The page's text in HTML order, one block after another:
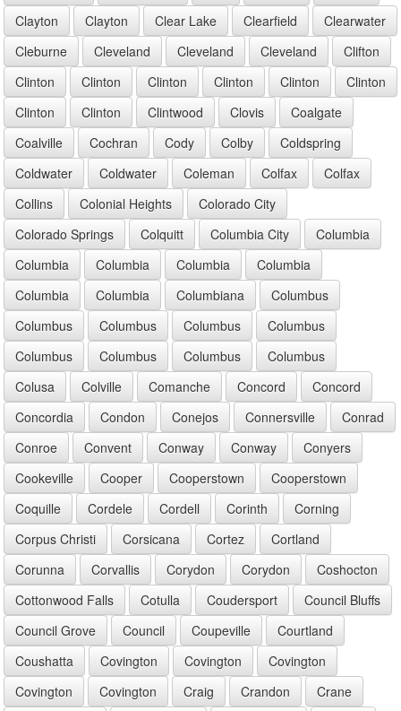
Clayton
Clayton Clear Lake Clearfield
Clearwater
Cleburne
Cleveland Cleveland Cleveland
Clifton
Clinton
Clinton Clinton Clinton Clinton
Clinton
Clinton
Clinton Clintwood Clovis
Coalgate
Coalville
Cochran Cody Colby
Coldspring
Coldwater
Coldwater Coleman Colfax
Colfax
Collins
Colonial Heights
Colorado City
Colorado Springs
Colquitt Columbia City
Columbia
Columbia
Columbia Columbia
Columbia
Columbia
Columbia Columbiana
Columbus
Columbus
Columbus Columbus
Columbus
Columbus
Columbus Columbus
Columbus
Colusa
Colville Comanche Concord
Concord
Concordia
Condon Conejos Connersville
Conrad
Conroe
Convent Conway Conway
Conyers
Cookeville
Cooper Cooperstown
Cooperstown
Coquille
Cordele Cordell Corinth
Corning
Corpus Christi
Corsicana Cortez
Cortland
Corunna
Corvallis Corydon Corydon
Coshocton
Cottonwood Falls
Cotulla Coudersport
Council Bluffs
Council Grove
Council Coupeville
Courtland
Coushatta
Covington Covington
Covington
Covington
Covington Craig Crandon
Crane